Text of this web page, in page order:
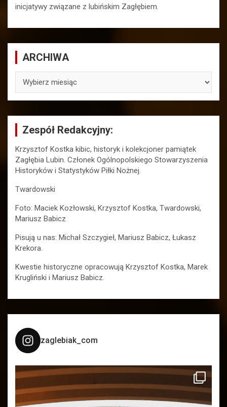
inicjatywy związane z lubińskim Zagłębiem.
ARCHIWA
Zespół Redakcyjny:
Krzysztof Kostka kibic, historyk i kolekcjoner pamiątek
Zagłębia Lubin. Członek Ogólnopolskiego Stowarzyszenia
Historyków i Statystyków Piłki Nożnej.
Twardowski
Foto: Maciek Kozłowski, Krzysztof Kostka, Twardowski,
Mariusz Babicz
Pisują u nas: Michał Szczygieł, Mariusz Babicz, Łukasz
Krekora.
Kwestie historyczne opracowują Krzysztof Kostka, Marek
Krugliński i Mariusz Babicz.
zaglebiak_com